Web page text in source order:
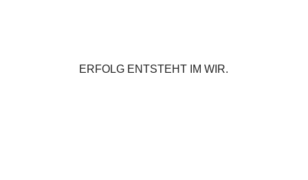
ERFOLG ENTSTEHT IM WIR.